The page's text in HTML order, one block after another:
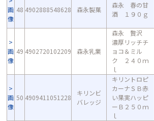
画
像
48 4902888548628 森永製菓
森永 春の甘
酒 １９０ｇ
画
像
49 4902720102209 森永乳業
森永 贅沢
濃厚リッチチ
ョコ＆ミル
ク ２４０ｍ
ｌ
画
像
50 4909411051228
キリンビ
バレッジ
キリントロピ
カーナＳＢ赤
い果実ハッピ
ーＢ２５０ｍ
ｌ